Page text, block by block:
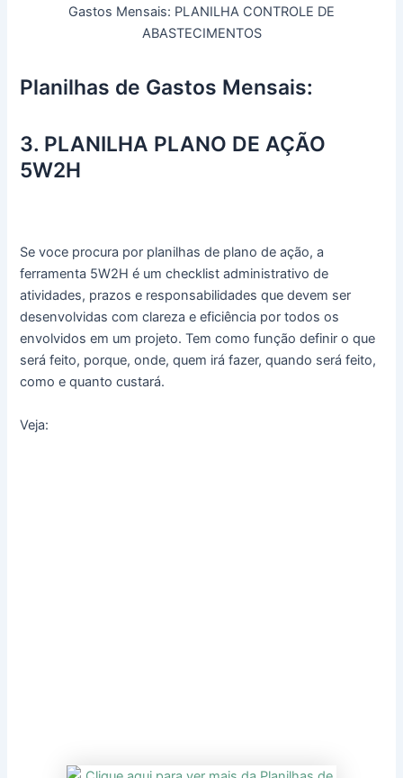
Gastos Mensais: PLANILHA CONTROLE DE
ABASTECIMENTOS
Planilhas de Gastos Mensais:
3. PLANILHA PLANO DE AÇÃO
5W2H
Se voce procura por planilhas de plano de ação, a
ferramenta 5W2H é um checklist administrativo de
atividades, prazos e responsabilidades que devem ser
desenvolvidas com clareza e eficiência por todos os
envolvidos em um projeto. Tem como função definir o que
será feito, porque, onde, quem irá fazer, quando será feito,
como e quanto custará.
Veja: